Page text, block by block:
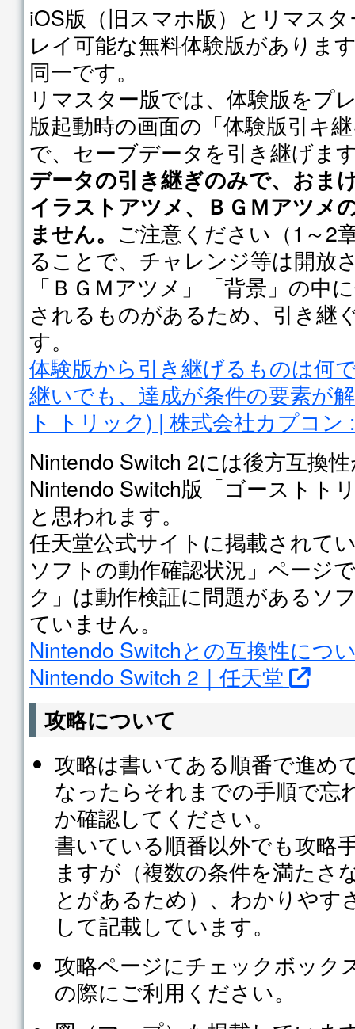
iOS版（旧スマホ版）とリマス
レイ可能な無料体験版がありま
同一です。
リマスター版では、体験版をプ
版起動時の画面の「体験版引キ
で、セーブデータを引き継げま
データの引き継ぎのみで、おま
イラストアツメ、ＢＧＭアツメ
ません。 ご注意ください（1～2
ることで、チャレンジ等は開放
「ＢＧＭアツメ」「背景」の中
されるものがあるため、引き継
す。
体験版から引き継げるものは何
継いでも、達成が条件の要素が
ト トリック) | 株式会社カプコン
Nintendo Switch 2には後方互換
Nintendo Switch版「ゴーストト
と思われます。
任天堂公式サイトに掲載されて
ソフトの動作確認状況」ページ
ク」は動作検証に問題があるソ
ていません。
Nintendo Switchとの互換性につ
Nintendo Switch 2｜任天堂
攻略について
攻略は書いてある順番で進め
なったらそれまでの手順で忘
か確認してください。
書いている順番以外でも攻略
ますが（複数の条件を満たさ
とがあるため）、わかりやす
して記載しています。
攻略ページにチェックボック
の際にご利用ください。